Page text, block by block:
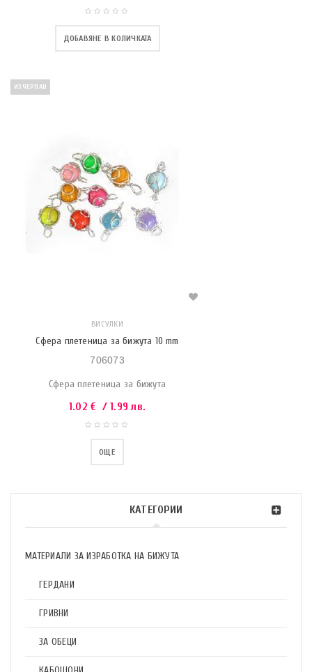
КАТЕГОРИИ
МАТЕРИАЛИ ЗА ИЗРАБОТКА НА БИЖУТА
ГЕРДАНИ
ГРИВНИ
ЗА ОБЕЦИ
ДОБАВЯНЕ В КОЛИЧКАТА
ИЗЧЕРПАН
ВИСУЛКИ
Сфера плетеница за бижута 10 mm
706073
Сфера плетеница за бижута
1.02€ / 1.99 лв.
ОЩЕ